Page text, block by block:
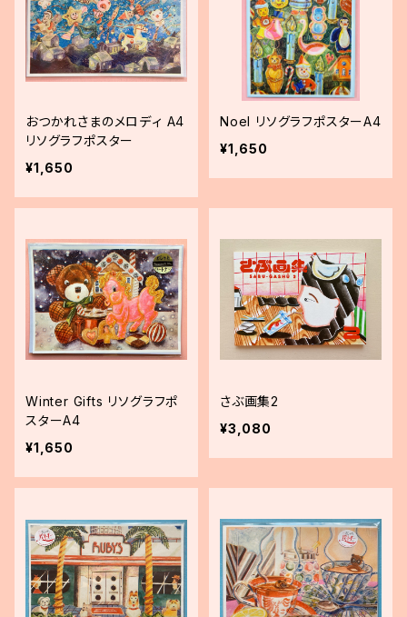
おつかれさまのメロディ A4
リソグラフポスター
¥1,650
Noel リソグラフポスターA4
¥1,650
Winter Gifts リソグラフポ
スターA4
¥1,650
さぶ画集2
¥3,080